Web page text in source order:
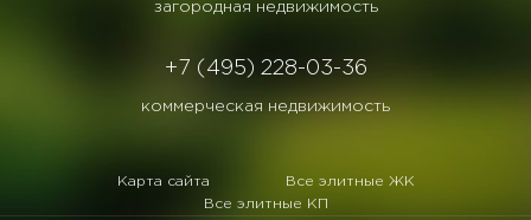
загородная недвижимость
+7 (495) 228-03-36
коммерческая недвижимость
Карта сайта
Все элитные ЖК
Все элитные КП